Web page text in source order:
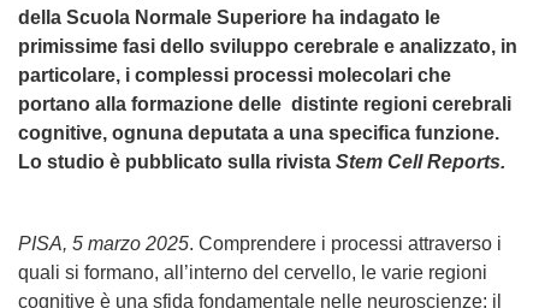
della Scuola Normale Superiore ha indagato le
primissime fasi dello sviluppo cerebrale e analizzato, in
particolare, i complessi processi molecolari che
portano alla formazione delle distinte regioni cerebrali
cognitive, ognuna deputata a una specifica funzione.
Lo studio è pubblicato sulla rivista Stem Cell Reports.
PISA, 5 marzo 2025. Comprendere i processi attraverso i
quali si formano, all’interno del cervello, le varie regioni
cognitive è una sfida fondamentale nelle neuroscienze: il